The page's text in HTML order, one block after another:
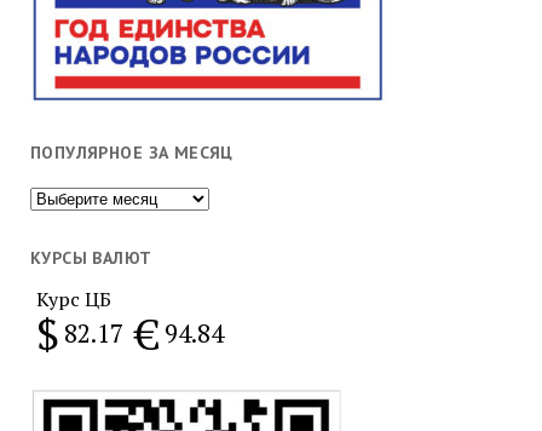
ПОПУЛЯРНОЕ ЗА МЕСЯЦ
Популярное
месяц
КУРСЫ ВАЛЮТ
Курс ЦБ
$ 82.17 € 94.84